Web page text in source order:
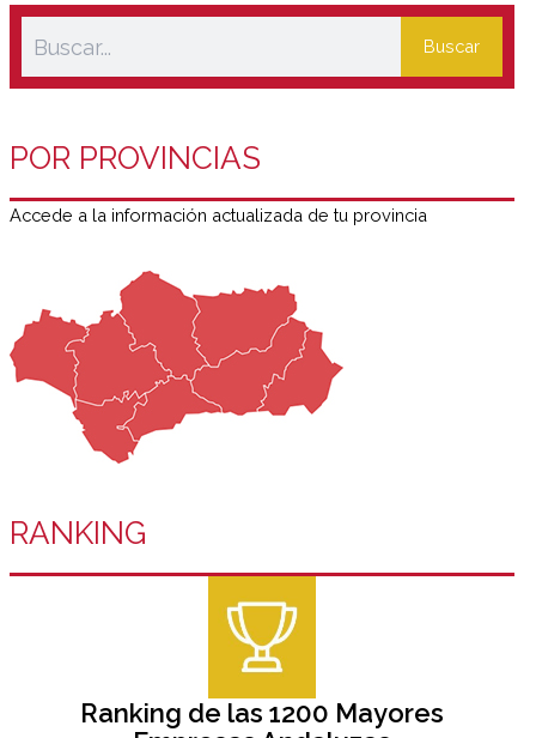
Buscar
POR PROVINCIAS
Accede a la información actualizada de tu provincia
RANKING
Ranking de las 1200 Mayores